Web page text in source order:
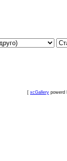
[ xcGallery